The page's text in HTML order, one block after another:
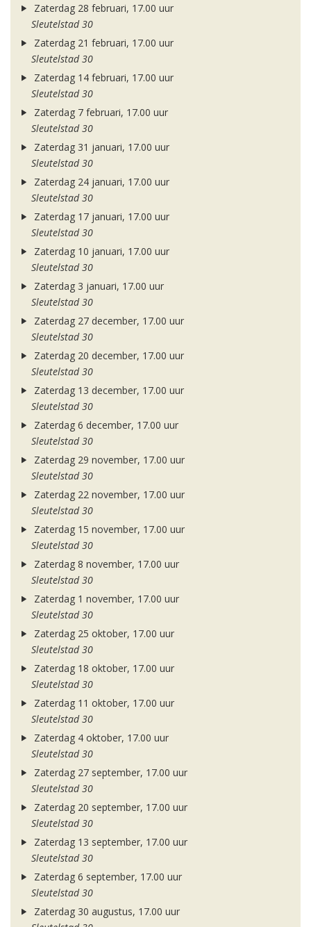
Zaterdag 28 februari, 17.00 uur
Sleutelstad 30
Zaterdag 21 februari, 17.00 uur
Sleutelstad 30
Zaterdag 14 februari, 17.00 uur
Sleutelstad 30
Zaterdag 7 februari, 17.00 uur
Sleutelstad 30
Zaterdag 31 januari, 17.00 uur
Sleutelstad 30
Zaterdag 24 januari, 17.00 uur
Sleutelstad 30
Zaterdag 17 januari, 17.00 uur
Sleutelstad 30
Zaterdag 10 januari, 17.00 uur
Sleutelstad 30
Zaterdag 3 januari, 17.00 uur
Sleutelstad 30
Zaterdag 27 december, 17.00 uur
Sleutelstad 30
Zaterdag 20 december, 17.00 uur
Sleutelstad 30
Zaterdag 13 december, 17.00 uur
Sleutelstad 30
Zaterdag 6 december, 17.00 uur
Sleutelstad 30
Zaterdag 29 november, 17.00 uur
Sleutelstad 30
Zaterdag 22 november, 17.00 uur
Sleutelstad 30
Zaterdag 15 november, 17.00 uur
Sleutelstad 30
Zaterdag 8 november, 17.00 uur
Sleutelstad 30
Zaterdag 1 november, 17.00 uur
Sleutelstad 30
Zaterdag 25 oktober, 17.00 uur
Sleutelstad 30
Zaterdag 18 oktober, 17.00 uur
Sleutelstad 30
Zaterdag 11 oktober, 17.00 uur
Sleutelstad 30
Zaterdag 4 oktober, 17.00 uur
Sleutelstad 30
Zaterdag 27 september, 17.00 uur
Sleutelstad 30
Zaterdag 20 september, 17.00 uur
Sleutelstad 30
Zaterdag 13 september, 17.00 uur
Sleutelstad 30
Zaterdag 6 september, 17.00 uur
Sleutelstad 30
Zaterdag 30 augustus, 17.00 uur